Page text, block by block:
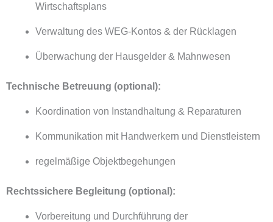
Wirtschaftsplans
Verwaltung des WEG-Kontos & der Rücklagen
Überwachung der Hausgelder & Mahnwesen
Technische Betreuung (optional):
Koordination von Instandhaltung & Reparaturen
Kommunikation mit Handwerkern und Dienstleistern
regelmäßige Objektbegehungen
Rechtssichere Begleitung (optional):
Vorbereitung und Durchführung der